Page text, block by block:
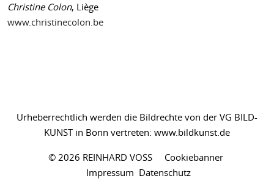
Christine Colon, Liège
www.christinecolon.be
Urheberrechtlich werden die Bildrechte von der VG BILD-
KUNST in Bonn vertreten: www.bildkunst.de
© 2026 REINHARD VOSS Cookiebanner
Impressum Datenschutz